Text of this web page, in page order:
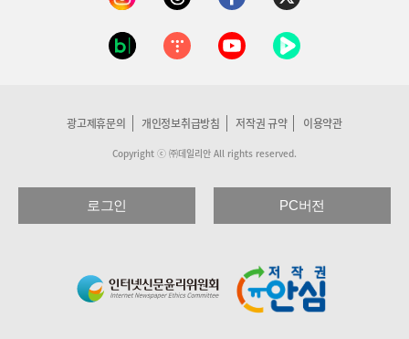
광고제휴문의 개인정보취급방침 저작권 규약 이용약관
Copyright ⓒ ㈜데일리안 All rights reserved.
로그인 PC버전